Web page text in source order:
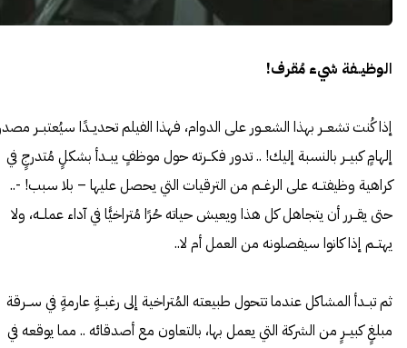
الوظيــفة شيء مُقرف!
إذا كُنت تشعــر بهذا الشعــور على الدوام، فهذا الفيلم تحديــدًا سيُعتبــر
إلهامٍ كبيــر بالنسبة إليك! .. تدور فكــرته حول موظفٍ يبــدأ بشكلٍ مُتدرجٍ في
كراهية وظيفتــه على الرغــم من الترقيات التي يحصل عليها – بلا سبب! -..
حتى يقــرر أن يتجاهل كل هذا ويعيش حياته حُرًا مُتراخيًّا في آداء عملــه، ولا
يهتــم إذا كانوا سيفصلونه من العمل أم لا..
ثم تبــدأ المشاكل عندما تتحول طبيعته المُتراخية إلى رغبــةٍ عارمةٍ في ســرقة
مبلغٍ كبيــرٍ من الشركة التي يعمل بها، بالتعاون مع أصدقائه .. مما يوقعه في